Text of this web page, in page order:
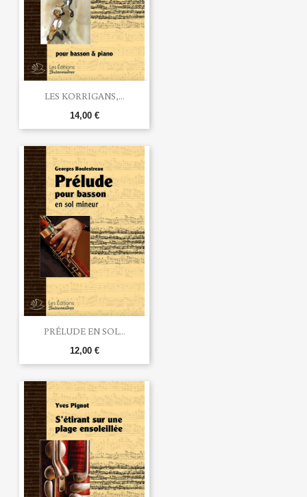
LES KORRIGANS,...
14,00 €
PRÉLUDE EN SOL...
12,00 €